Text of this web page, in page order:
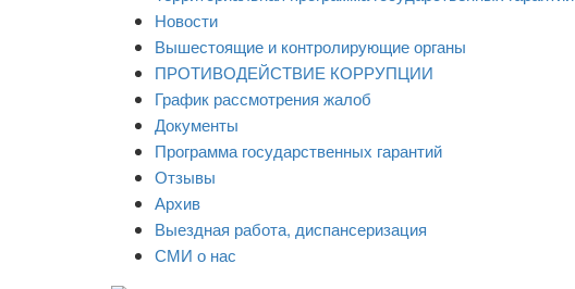
Новости
Вышестоящие и контролирующие органы
ПРОТИВОДЕЙСТВИЕ КОРРУПЦИИ
График рассмотрения жалоб
Документы
Программа государственных гарантий
Отзывы
Архив
Выездная работа, диспансеризация
СМИ о нас